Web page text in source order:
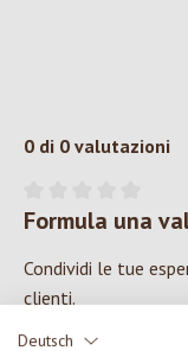
Deutsch
0 di 0 valutazioni
Valutazione media
Formula una
Condividi le tue
clienti.